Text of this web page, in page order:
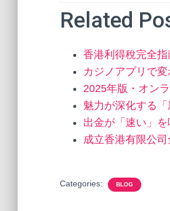
Related
香港利得稅完全
カジノアプリで
2025年版・オン
魅力が深化する
出金が「速い」
成立香港有限公
Categories: BLOG